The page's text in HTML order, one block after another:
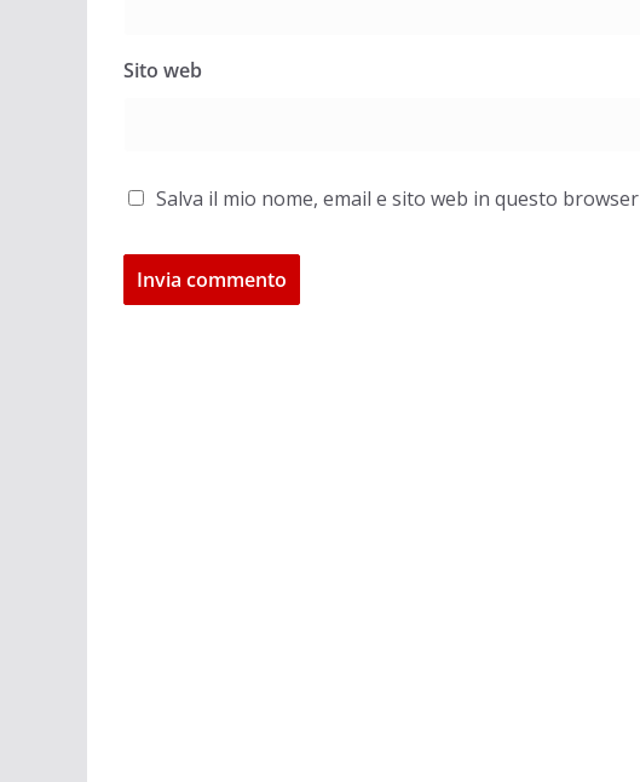
Sito web
Salva il mio nome, email e sito web in questo